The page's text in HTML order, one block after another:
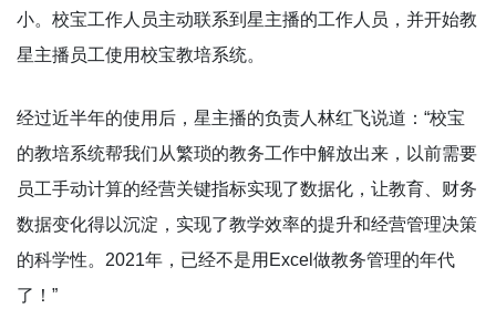
小。校宝工作人员主动联系到星主播的工作人员，并开始教
星主播员工使用校宝教培系统。
经过近半年的使用后，星主播的负责人林红飞说道：“校宝
的教培系统帮我们从繁琐的教务工作中解放出来，以前需要
员工手动计算的经营关键指标实现了数据化，让教育、财务
数据变化得以沉淀，实现了教学效率的提升和经营管理决策
的科学性。2021年，已经不是用Excel做教务管理的年代
了！”